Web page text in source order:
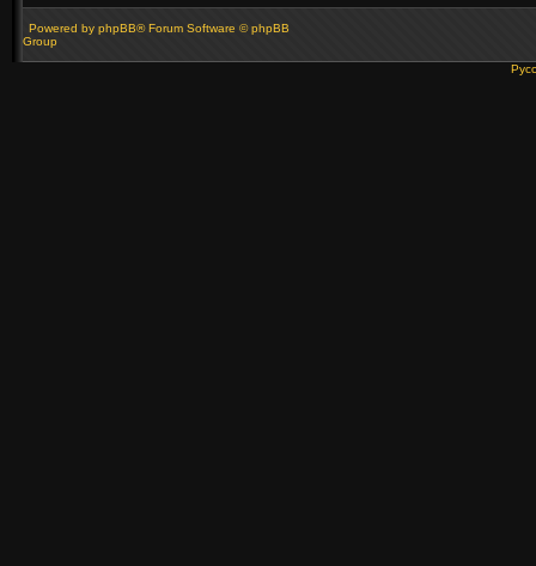
Powered by phpBB® Forum Software © phpBB
Group